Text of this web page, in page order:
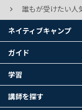
誰もが受けたい人
ネイティブキャンプ
ガイド
学習
講師を探す